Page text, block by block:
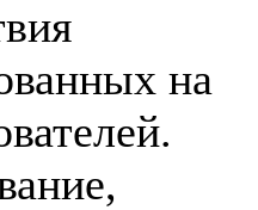
на